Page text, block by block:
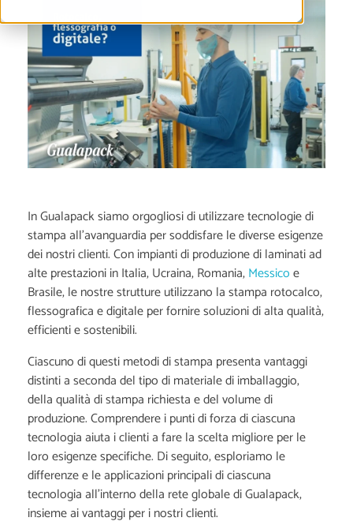
In Gualapack siamo orgogliosi di utilizzare tecnologie di
stampa all'avanguardia per soddisfare le diverse esigenze
dei nostri clienti. Con impianti di produzione di laminati ad
alte prestazioni in Italia, Ucraina, Romania,Messicoe
Brasile, le nostre strutture utilizzano la stampa rotocalco,
flessografica e digitale per fornire soluzioni di alta qualità,
efficienti e sostenibili.
Ciascuno di questi metodi di stampa presenta vantaggi
distinti a seconda del tipo di materiale di imballaggio,
della qualità di stampa richiesta e del volume di
produzione. Comprendere i punti di forza di ciascuna
tecnologia aiuta i clienti a fare la scelta migliore per le
loro esigenze specifiche. Di seguito, esploriamo le
differenze e le applicazioni principali di ciascuna
tecnologia all'interno della rete globale di Gualapack,
insieme ai vantaggi per i nostri clienti.